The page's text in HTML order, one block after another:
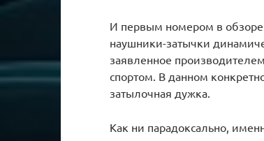
И первым номером в обзоре
наушники-затычки
заявленное
спортом. В данном
затылочная дужка.
Как ни парадоксально,